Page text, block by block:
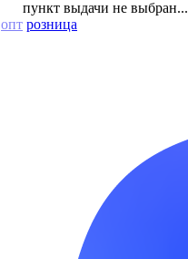
пункт выдачи не выбран...
опт розница